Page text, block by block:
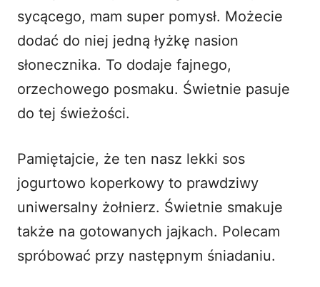
sycącego, mam super pomysł. Możecie
dodać do niej jedną łyżkę nasion
słonecznika. To dodaje fajnego,
orzechowego posmaku. Świetnie pasuje
do tej świeżości.
Pamiętajcie, że ten nasz lekki sos
jogurtowo koperkowy to prawdziwy
uniwersalny żołnierz. Świetnie smakuje
także na gotowanych jajkach. Polecam
spróbować przy następnym śniadaniu.